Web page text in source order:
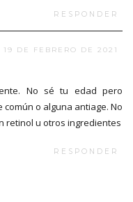
RESPONDER
19 DE FEBRERO DE 2021
No sé tu edad pero
o alguna antiage. No
retinol u otros ingredientes
RESPONDER